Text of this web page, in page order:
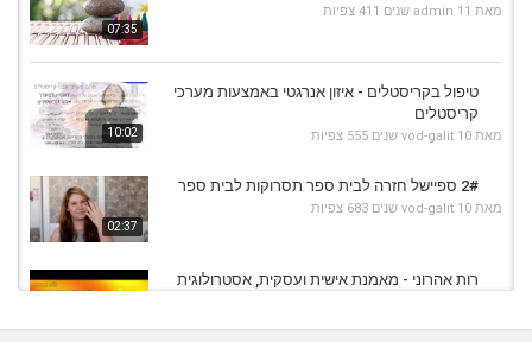
07:35
מאת admin 11 שנים 411 צפיות
10:02
טיפול בקריסטלים - איזון אנרגטי באמצעות מערכי
קריסטלים
מאת vod-galit 10 שנים 555 צפיות
02:37
2# ספיישל חזרה לבית ספר תסרוקות לבית ספר
מאת vod-galit 10 שנים 683 צפיות
רות אהרוני - מאמנת אישית ועסקית, אסטרולוגית